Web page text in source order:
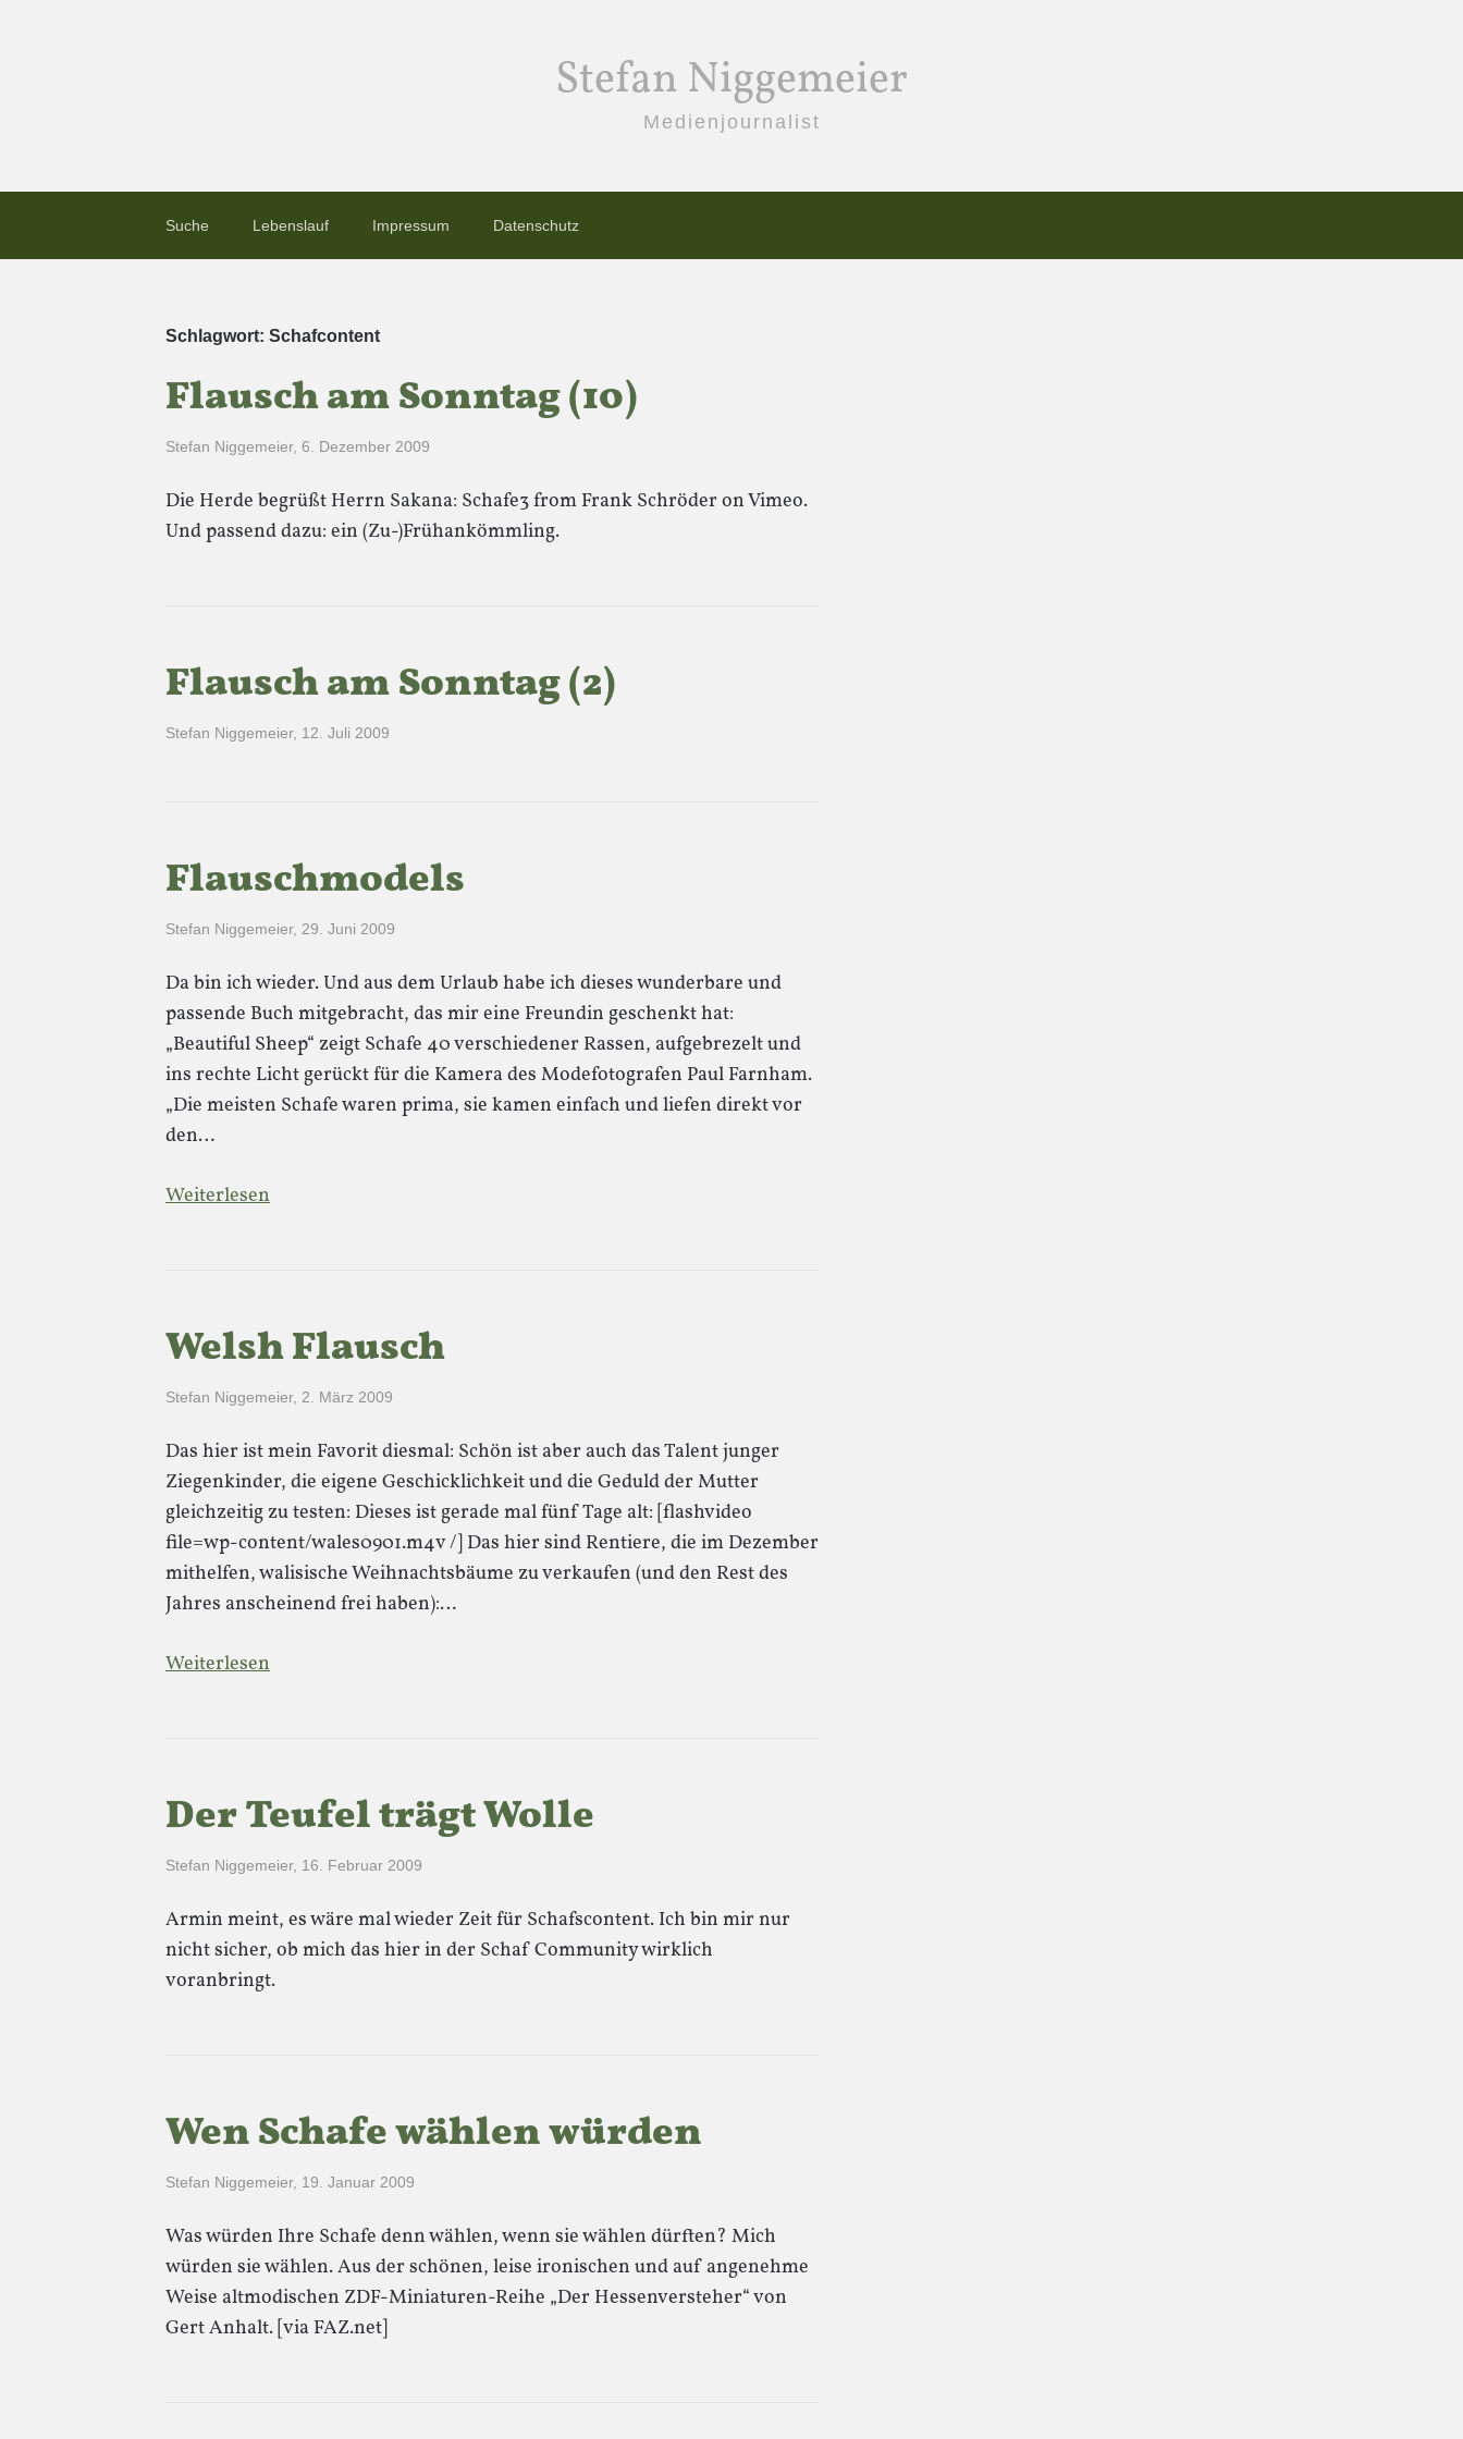
Stefan Niggemeier
Medienjournalist
Suche Lebenslauf Impressum Datenschutz
Schlagwort: Schafcontent
Flausch am Sonntag (10)
Stefan Niggemeier, 6. Dezember 2009
Die Herde begrüßt Herrn Sakana: Schafe3 from Frank Schröder on Vimeo.
Und passend dazu: ein (Zu-)Frühankömmling.
Flausch am Sonntag (2)
Stefan Niggemeier, 12. Juli 2009
Flauschmodels
Stefan Niggemeier, 29. Juni 2009
Da bin ich wieder. Und aus dem Urlaub habe ich dieses wunderbare und
passende Buch mitgebracht, das mir eine Freundin geschenkt hat:
„Beautiful Sheep“ zeigt Schafe 40 verschiedener Rassen, aufgebrezelt und
ins rechte Licht gerückt für die Kamera des Modefotografen Paul Farnham.
„Die meisten Schafe waren prima, sie kamen einfach und liefen direkt vor
den…
Weiterlesen
Welsh Flausch
Stefan Niggemeier, 2. März 2009
Das hier ist mein Favorit diesmal: Schön ist aber auch das Talent junger
Ziegenkinder, die eigene Geschicklichkeit und die Geduld der Mutter
gleichzeitig zu testen: Dieses ist gerade mal fünf Tage alt: [flashvideo
file=wp-content/wales0901.m4v /] Das hier sind Rentiere, die im Dezember
mithelfen, walisische Weihnachtsbäume zu verkaufen (und den Rest des
Jahres anscheinend frei haben):…
Weiterlesen
Der Teufel trägt Wolle
Stefan Niggemeier, 16. Februar 2009
Armin meint, es wäre mal wieder Zeit für Schafscontent. Ich bin mir nur
nicht sicher, ob mich das hier in der Schaf Community wirklich
voranbringt.
Wen Schafe wählen würden
Stefan Niggemeier, 19. Januar 2009
Was würden Ihre Schafe denn wählen, wenn sie wählen dürften? Mich
würden sie wählen. Aus der schönen, leise ironischen und auf angenehme
Weise altmodischen ZDF-Miniaturen-Reihe „Der Hessenversteher“ von
Gert Anhalt. [via FAZ.net]